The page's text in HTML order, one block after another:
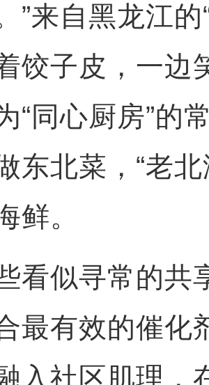
”来自黑龙江
饺子皮，一边
“同心厨房”的
东北菜，“老
鲜。
似寻常的共
最有效的催化
入社区肌理，